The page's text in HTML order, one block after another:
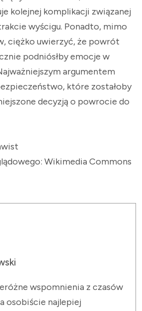
kolejnej komplikacji związanej
wyścigu. Ponadto, mimo
ciężko uwierzyć, że powrót
podniósłby emocje w
argumentem
które zostałoby
decyzją o powrocie do
Wikimedia Commons
wspomnienia z czasów
osobiście najlepiej